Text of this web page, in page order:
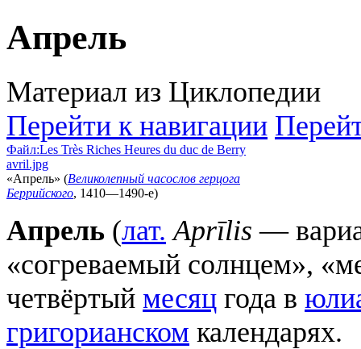
Апрель
Материал из Циклопедии
Перейти к навигации
Файл:Les Très Riches Heures du duc de Berry
avril.jpg
«Апрель» (Великолепный часослов герцога
Беррийского, 1410—1490-е)
Апрель (лат. Aprīlis —
«согреваемый солнцем»,
четвёртый месяц года в
григорианском календарях.